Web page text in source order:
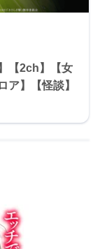
【2ch】【女
ア】【怪談】